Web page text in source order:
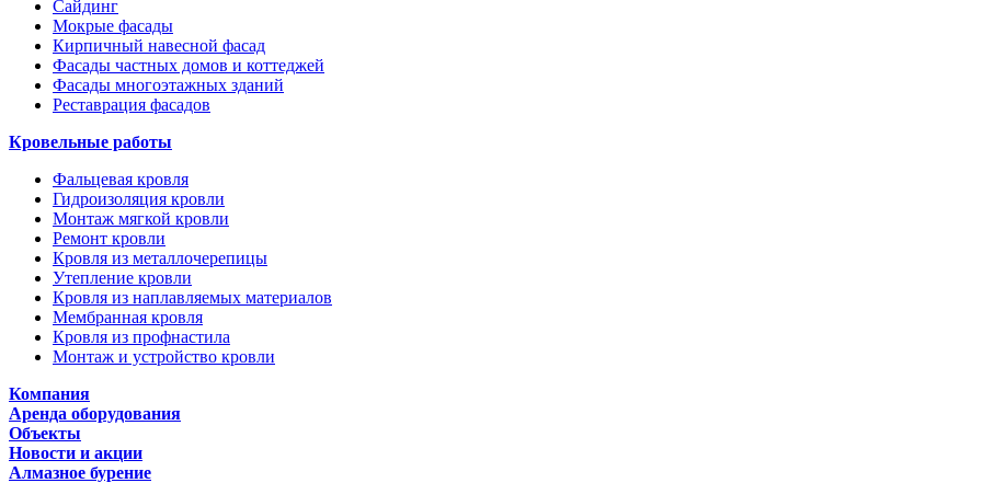
Сайдинг
Мокрые фасады
Кирпичный навесной фасад
Фасады частных домов и коттеджей
Фасады многоэтажных зданий
Реставрация фасадов
Кровельные работы
Фальцевая кровля
Гидроизоляция кровли
Монтаж мягкой кровли
Ремонт кровли
Кровля из металлочерепицы
Утепление кровли
Кровля из наплавляемых материалов
Мембранная кровля
Кровля из профнастила
Монтаж и устройство кровли
Компания
Аренда оборудования
Объекты
Новости и акции
Алмазное бурение